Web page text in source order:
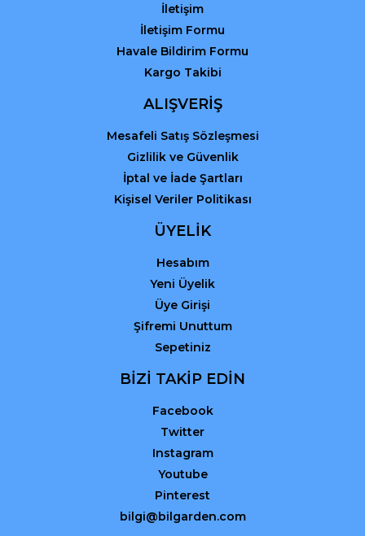
İletişim
İletişim Formu
Havale Bildirim Formu
Kargo Takibi
ALIŞVERİŞ
Mesafeli Satış Sözleşmesi
Gizlilik ve Güvenlik
İptal ve İade Şartları
Kişisel Veriler Politikası
ÜYELİK
Hesabım
Yeni Üyelik
Üye Girişi
Şifremi Unuttum
Sepetiniz
BİZİ TAKİP EDİN
Facebook
Twitter
Instagram
Youtube
Pinterest
bilgi@bilgarden.com